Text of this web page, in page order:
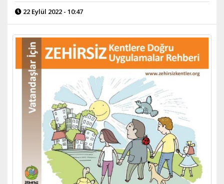
22 Eylül 2022 - 10:47